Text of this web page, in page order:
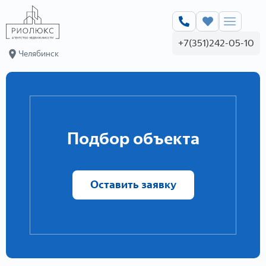
Челябинск
+7(351)242-05-10
Подбор объекта
Оставить заявку